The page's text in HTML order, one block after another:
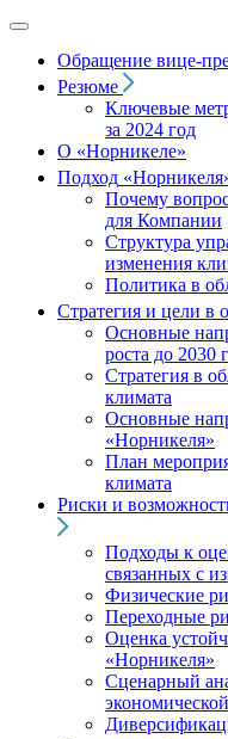
Обращение
Резюме
Ключевые
за 2024 год
О «Норникеле»
Подход
Почему
для Компании
Структура
изменения
Политика в
Стратегия и цели в
Основные
роста до 2030
Стратегия в
климата
Основные
«Норникеля»
План
климата
Риски и
Подходы к
связанных с
Физические
Переходные
Оценка
«Норникеля»
Сценарный